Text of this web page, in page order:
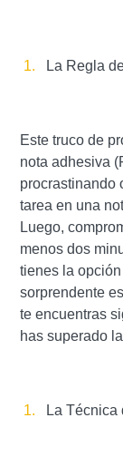
La Regla
Este truco de
nota adhesiva
procrastinando
tarea en una
Luego,
menos dos
tienes la
sorprendente
te encuentras
has superado
La Técnica